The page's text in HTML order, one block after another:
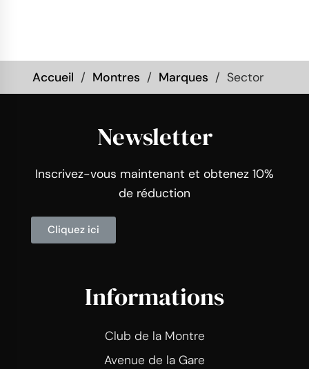
Accueil Montres Marques Sector
Newsletter
Inscrivez-vous maintenant et obtenez 10%
de réduction
Cliquez ici
Informations
Club de la Montre
Avenue de la Gare